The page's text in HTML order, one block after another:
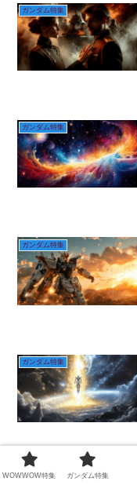
ガンダム特集
ガンダム特集
ガンダム特集
ガンダム特集
ガンダム特集
WOWWOW特集 ガンダム特集